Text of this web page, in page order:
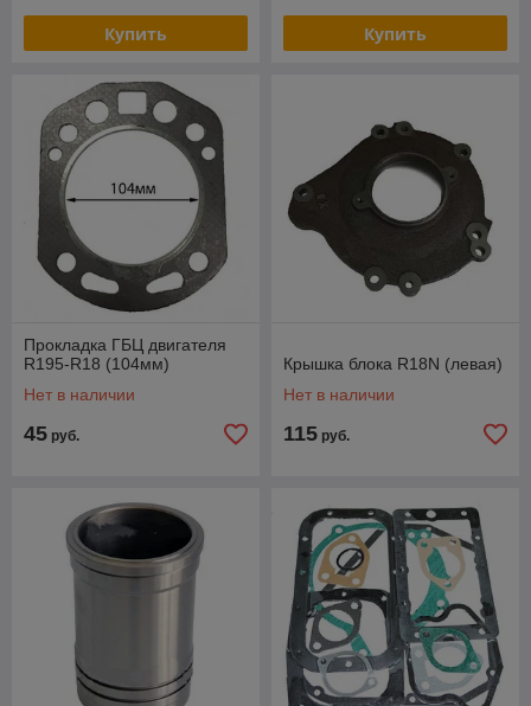
Купить Купить
Прокладка ГБЦ двигателя
R195-R18 (104мм)
Нет в наличии
45 руб.
Крышка блока R18N (левая)
Нет в наличии
115 руб.